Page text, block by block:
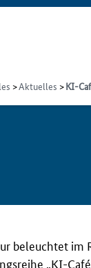
Aktuelles KI-
beleuchtet im
„KI-